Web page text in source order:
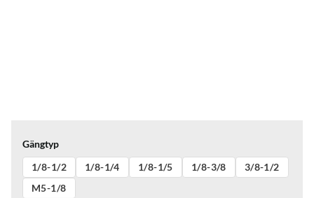
Gängtyp
1/8-1/2
1/8-1/4 1/8-1/5 1/8-3/8
3/8-1/2
M5-1/8